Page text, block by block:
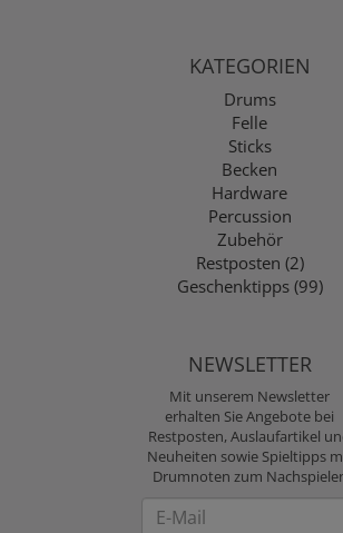
KATEGORIEN
Drums
Felle
Sticks
Becken
Hardware
Percussion
Zubehör
Restposten (2)
Geschenktipps (99)
NEWSLETTER
Mit unserem Newsletter
erhalten Sie Angebote bei
Restposten, Auslaufartikel
Neuheiten sowie Spieltipps
Drumnoten zum